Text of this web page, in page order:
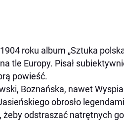
roku album „Sztuka
tle Europy. Pisał
powieść.
Boznańska, nawet
obrosło
żeby odstraszać natrętnych